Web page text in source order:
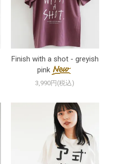
Finish with a shot - greyish
pink
3,990円(税込)